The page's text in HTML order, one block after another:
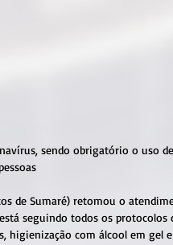
sendo obrigatório o uso
de Sumaré) retomou o
seguindo todos os protocolos
higienização com álcool em gel